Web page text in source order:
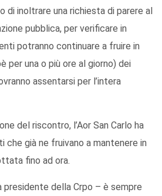
di inoltrare una richiesta di parere al
pubblica, per verificare in
potranno continuare a fruire in
per una o più ore al giorno) dei
assentarsi per l’intera
del riscontro, l’Aor San Carlo ha
che già ne fruivano a mantenere in
fino ad ora.
presidente della Crpo – è sempre